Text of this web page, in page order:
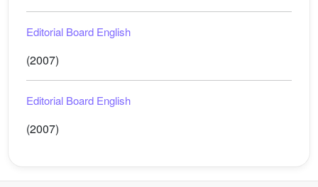
Editorial Board English
(2007)
Editorial Board English
(2007)